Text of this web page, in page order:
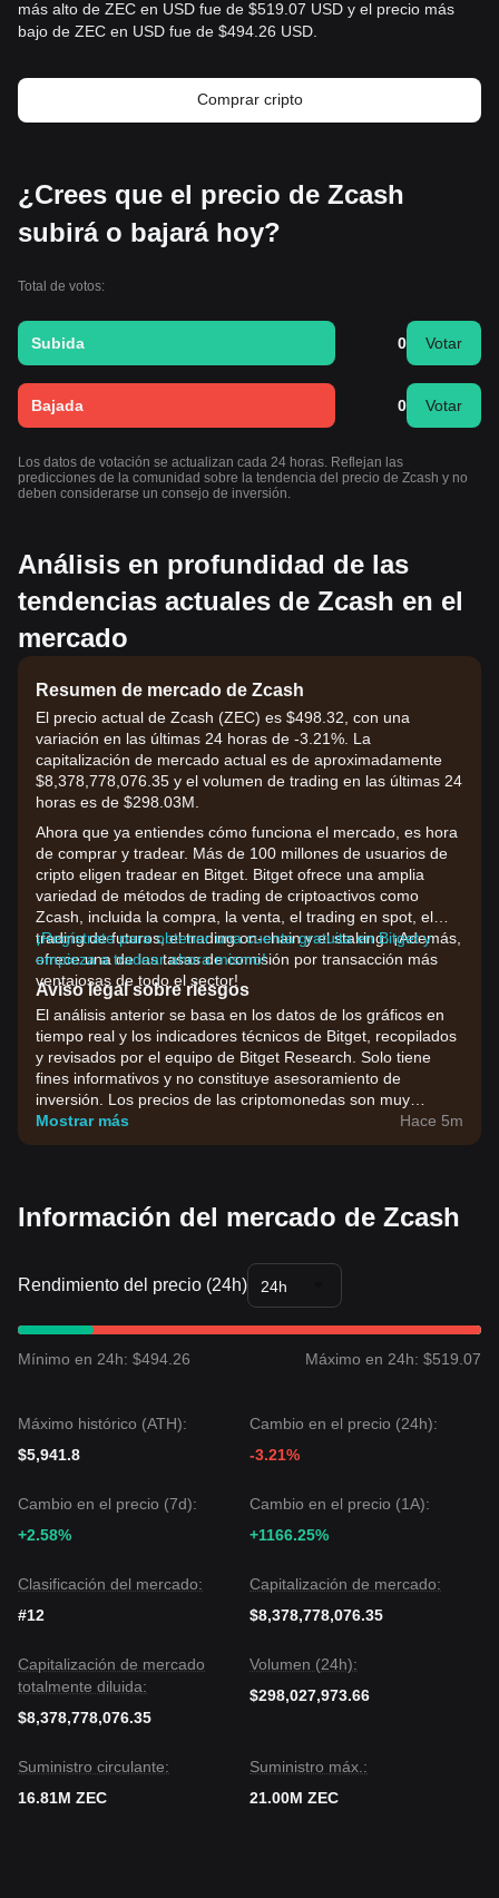
más alto de ZEC en USD fue de $519.07 USD y el precio más
bajo de ZEC en USD fue de $494.26 USD.
Comprar cripto
¿Crees que el precio de Zcash
subirá o bajará hoy?
Total de votos:
Subida 0 Votar
Bajada 0 Votar
Los datos de votación se actualizan cada 24 horas. Reflejan las
predicciones de la comunidad sobre la tendencia del precio de Zcash y no
deben considerarse un consejo de inversión.
Análisis en profundidad de las
tendencias actuales de Zcash en el
mercado
Resumen de mercado de Zcash
El precio actual de Zcash (ZEC) es $498.32, con una
variación en las últimas 24 horas de -3.21%. La
capitalización de mercado actual es de aproximadamente
$8,378,778,076.35 y el volumen de trading en las últimas 24
horas es de $298.03M.
Ahora que ya entiendes cómo funciona el mercado, es hora
de comprar y tradear. Más de 100 millones de usuarios de
cripto eligen tradear en Bitget. Bitget ofrece una amplia
variedad de métodos de trading de criptoactivos como
Zcash, incluida la compra, la venta, el trading en spot, el
trading de futuros, el trading on-chain y el staking. ¡Además,
ofrece una de las tasas de comisión por transacción más
ventajosas de todo el sector!
¡Regístrate para obtener una cuenta gratuita en Bitget y
empieza a tradear ahora mismo!
Aviso legal sobre riesgos
El análisis anterior se basa en los datos de los gráficos en
tiempo real y los indicadores técnicos de Bitget, recopilados
y revisados por el equipo de Bitget Research. Solo tiene
fines informativos y no constituye asesoramiento de
inversión. Los precios de las criptomonedas son muy
volátiles. Toma tus decisiones de inversión en función de tu
tolerancia al riesgo.
Mostrar más Hace 5m
Información del mercado de Zcash
Rendimiento del precio (24h) 24h
Mínimo en 24h: $494.26 Máximo en 24h: $519.07
Máximo histórico (ATH):
$5,941.8
Cambio en el precio (24h):
-3.21%
Cambio en el precio (7d):
+2.58%
Cambio en el precio (1A):
+1166.25%
Clasificación del mercado:
#12
Capitalización de mercado:
$8,378,778,076.35
Capitalización de mercado
totalmente diluida:
$8,378,778,076.35
Volumen (24h):
$298,027,973.66
Suministro circulante:
16.81M ZEC
Suministro máx.:
21.00M ZEC